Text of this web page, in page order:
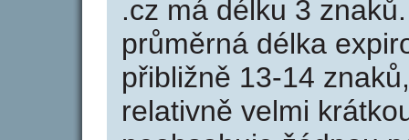
.cz má délku 3
průměrná délka
přibližně 13-14
relativně velmi